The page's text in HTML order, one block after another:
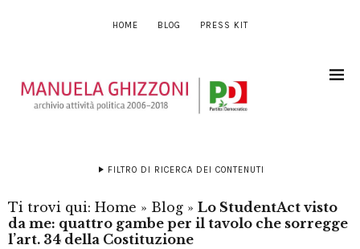
HOME BLOG PRESS KIT
FILTRO DI RICERCA DEI CONTENUTI
Ti trovi qui: Home » Blog » Lo StudentAct visto
da me: quattro gambe per il tavolo che sorregge
l’art. 34 della Costituzione